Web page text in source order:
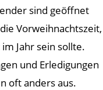
sind geöffnet
Vorweihnachtszeit,
Jahr sein sollte.
und Erledigungen
oft anders aus.